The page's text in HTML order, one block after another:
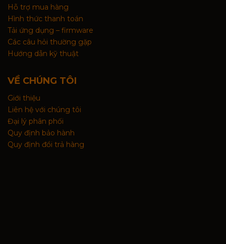
Hỗ trợ mua hàng
Hình thức thanh toán
Tải ứng dụng – firmware
Các câu hỏi thường gặp
Hướng dẫn kỹ thuật
VỀ CHÚNG TÔI
Giới thiệu
Liên hệ với chúng tôi
Đại lý phân phối
Quy định bảo hành
Quy định đổi trả hàng